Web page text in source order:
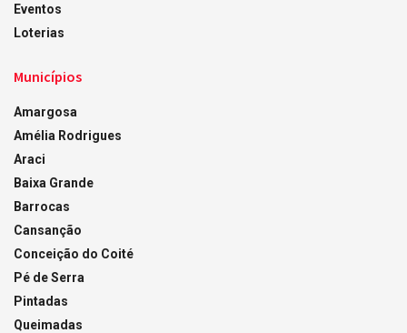
Eventos
Loterias
Municípios
Amargosa
Amélia Rodrigues
Araci
Baixa Grande
Barrocas
Cansanção
Conceição do Coité
Pé de Serra
Pintadas
Queimadas